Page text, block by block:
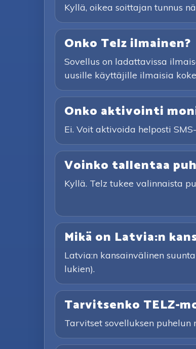
Kyllä, oikea soittajan tunnus
Onko Telz ilmainen?
Sovellus on ladattavissa
uusille käyttäjille ilmaisia
Onko aktivointi
Ei. Voit aktivoida helposti
Voinko tallentaa
Kyllä. Telz tukee valinnaista
Mikä on Latvia:n
Latvia:n kansainvälinen
lukien).
Tarvitsenko TELZ-
Tarvitset sovelluksen puhelun